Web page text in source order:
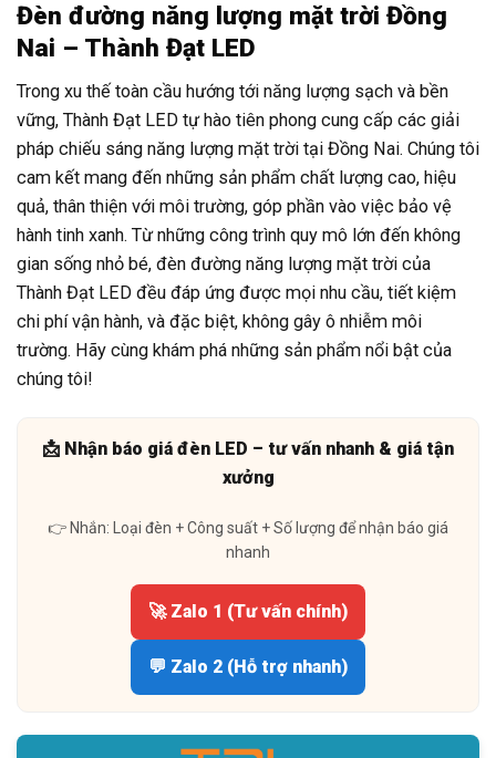
Đèn đường năng lượng mặt trời Đồng
Nai – Thành Đạt LED
Trong xu thế toàn cầu hướng tới năng lượng sạch và bền
vững, Thành Đạt LED tự hào tiên phong cung cấp các giải
pháp chiếu sáng năng lượng mặt trời tại Đồng Nai. Chúng tôi
cam kết mang đến những sản phẩm chất lượng cao, hiệu
quả, thân thiện với môi trường, góp phần vào việc bảo vệ
hành tinh xanh. Từ những công trình quy mô lớn đến không
gian sống nhỏ bé, đèn đường năng lượng mặt trời của
Thành Đạt LED đều đáp ứng được mọi nhu cầu, tiết kiệm
chi phí vận hành, và đặc biệt, không gây ô nhiễm môi
trường. Hãy cùng khám phá những sản phẩm nổi bật của
chúng tôi!
📩 Nhận báo giá đèn LED – tư vấn nhanh & giá tận
xưởng
👉 Nhắn: Loại đèn + Công suất + Số lượng để nhận báo giá
nhanh
🚀 Zalo 1 (Tư vấn chính)
💬 Zalo 2 (Hỗ trợ nhanh)